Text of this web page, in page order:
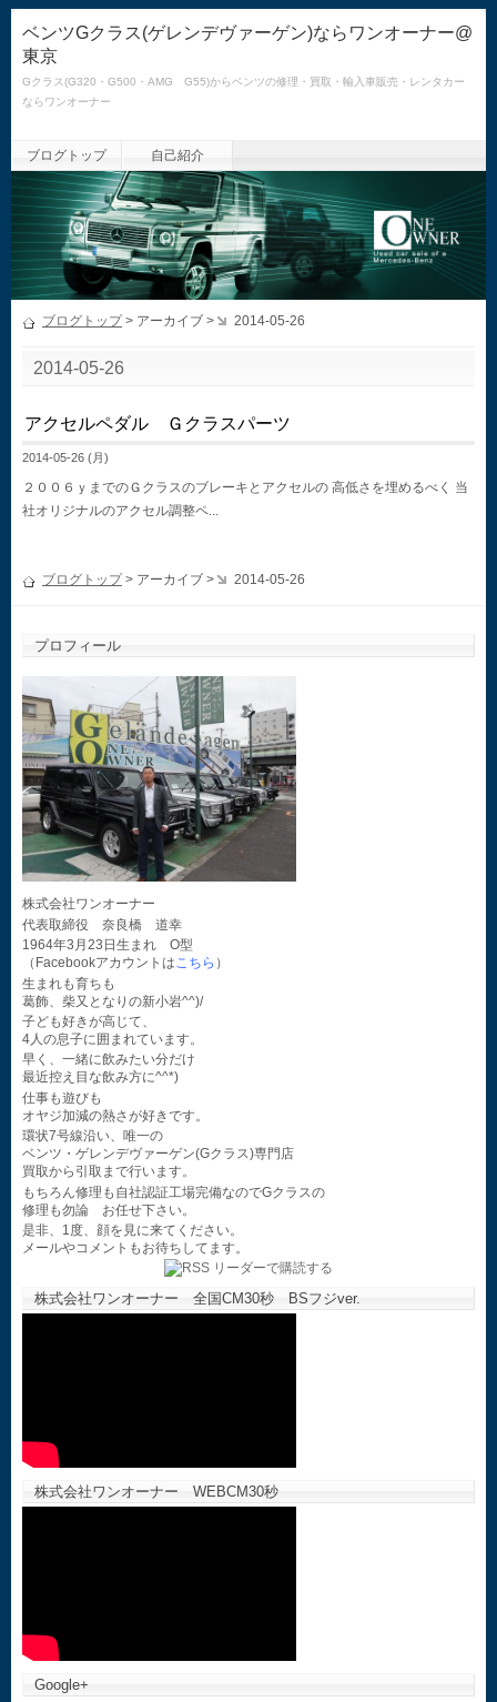
ベンツGクラス(ゲレンデヴァーゲン)ならワンオーナー@
東京
Gクラス(G320・G500・AMG G55)からベンツの修理・買取・輸入車販売・レンタカー
ならワンオーナー
ブログトップ 自己紹介
ブログトップ> アーカイブ > 2014-05-26
2014-05-26
アクセルペダル Ｇクラスパーツ
2014-05-26 (月)
２００６ｙまでのＧクラスのブレーキとアクセルの 高低さを埋めるべく 当
社オリジナルのアクセル調整ペ...
ブログトップ> アーカイブ > 2014-05-26
プロフィール
株式会社ワンオーナー
代表取締役 奈良橋 道幸
1964年3月23日生まれ O型
（Facebookアカウントはこちら ）
生まれも育ちも
葛飾、柴又となりの新小岩^^)/
子ども好きが高じて、
4人の息子に囲まれています。
早く、一緒に飲みたい分だけ
最近控え目な飲み方に^^*)
仕事も遊びも
オヤジ加減の熱さが好きです。
環状7号線沿い、唯一の
ベンツ・ゲレンデヴァーゲン(Gクラス)専門店
買取から引取まで行います。
もちろん修理も自社認証工場完備なのでGクラスの
修理も勿論 お任せ下さい。
是非、1度、顔を見に来てください。
メールやコメントもお待ちしてます。
株式会社ワンオーナー 全国CM30秒 BSフジver.
株式会社ワンオーナー WEBCM30秒
Google+